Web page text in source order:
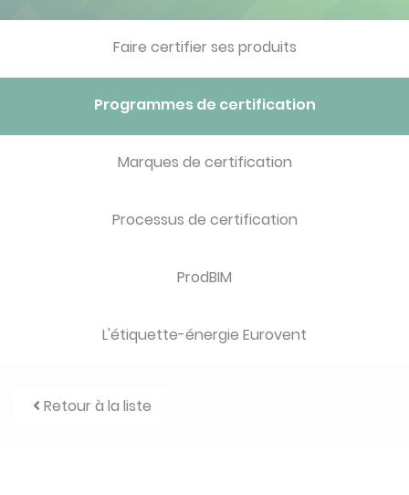
Faire certifier ses produits
Programmes de certification
Marques de certification
Processus de certification
ProdBIM
L'étiquette-énergie Eurovent
Retour à la liste